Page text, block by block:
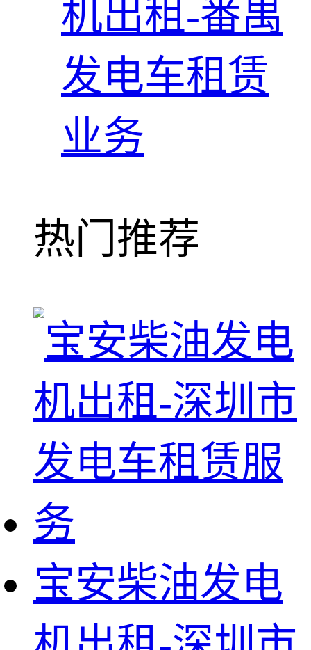
机出租-番禺
发电车租赁
业务
热门推荐
宝安柴油发电